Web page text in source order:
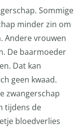
Sommige
minder zin om
Andere vrouwen
De baarmoeder
Dat kan
geen kwaad.
zwangerschap
tijdens de
bloedverlies